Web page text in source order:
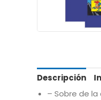
Descripción
– Sobre de la